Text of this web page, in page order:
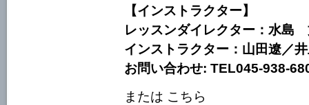
【インストラクター】
レッスンダイレクター：水島
インストラクター：山田遼／
お問い合わせ: TEL045-938-
または こちら